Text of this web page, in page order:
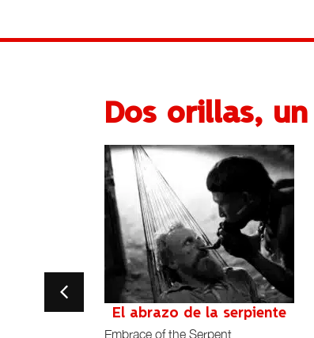
Dos orillas,
o Meu
El abrazo de la serpiente
Embrace of the Serpent